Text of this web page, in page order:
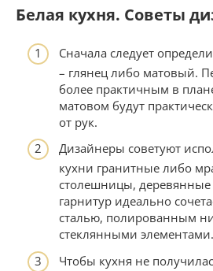
Белая кухня. Советы
Сначала следует
– глянец либо матовый.
более практичным в
матовом будут
от рук.
Дизайнеры советуют
кухни гранитные либо
столешницы,
гарнитур идеально
сталью, полированным
стеклянными элементами.
Чтобы кухня не